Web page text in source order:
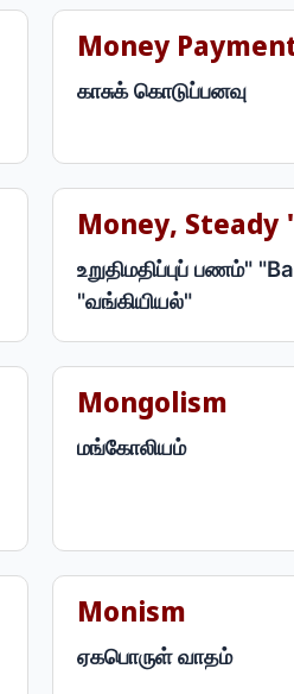
Money
காசுக் கொடுப்பனவு
Money, Steady
உறுதிமதிப்புப் பணம்"
"வங்கியியல்"
Mongolism
மங்கோலியம்
Monism
ஏகபொருள் வாதம்